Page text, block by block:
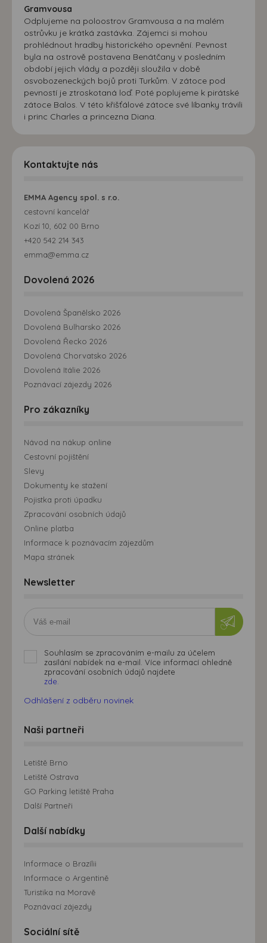
Gramvousa
Odplujeme na poloostrov Gramvousa a na malém
ostrůvku je krátká zastávka. Zájemci si mohou
prohlédnout hradby historického opevnění. Pevnost
byla na ostrově postavena Benátčany v posledním
období jejich vlády a později sloužila v době
osvobozeneckých bojů proti Turkům. V zátoce pod
pevností je ztroskotaná loď. Poté poplujeme k pirátské
zátoce Balos. V této křišťálové zátoce své líbanky trávili
i princ Charles a princezna Diana.
Kontaktujte nás
EMMA Agency spol. s r.o.
cestovní kancelář
Kozí 10, 602 00 Brno
+420 542 214 343
emma@emma.cz
Dovolená 2026
Dovolená Španělsko 2026
Dovolená Bulharsko 2026
Dovolená Řecko 2026
Dovolená Chorvatsko 2026
Dovolená Itálie 2026
Poznávací zájezdy 2026
Pro zákazníky
Návod na nákup online
Cestovní pojištění
Slevy
Dokumenty ke stažení
Pojistka proti úpadku
Zpracování osobních údajů
Online platba
Informace k poznávacím zájezdům
Mapa stránek
Newsletter
Souhlasím se zpracováním e-mailu za účelem
zasílání nabídek na e-mail. Více informací ohledně
zpracování osobních údajů najdete
zde.
Odhlášení z odběru novinek
Naši partneři
Letiště Brno
Letiště Ostrava
GO Parking letiště Praha
Další Partneři
Další nabídky
Informace o Brazílii
Informace o Argentině
Turistika na Moravě
Poznávací zájezdy
Sociální sítě